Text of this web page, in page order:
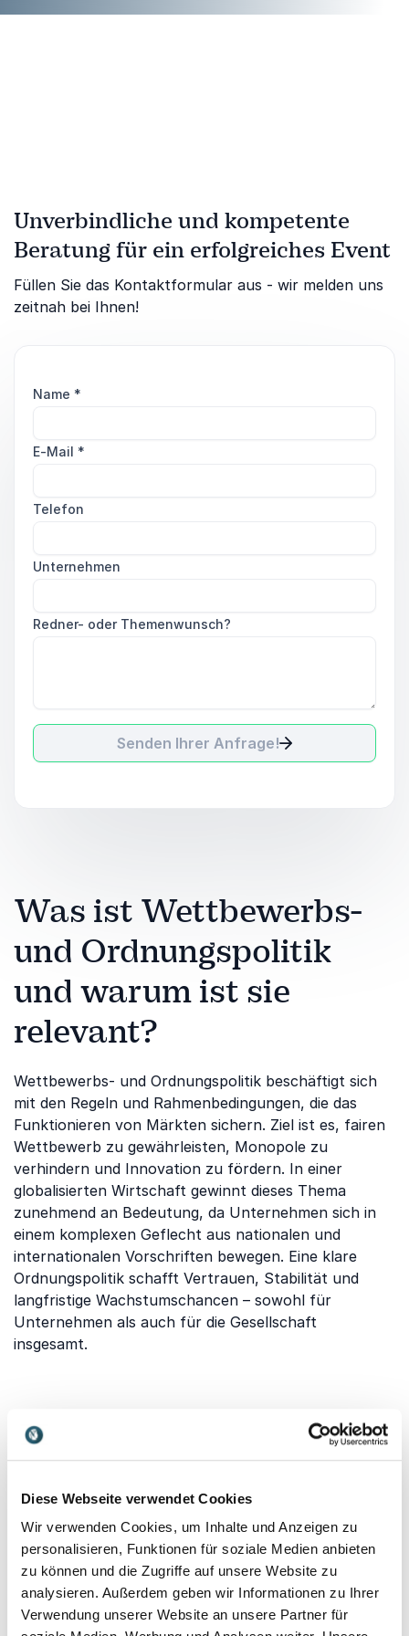
Diese Webseite verwendet Cookies
Wir verwenden Cookies, um Inhalte und Anzeigen zu
personalisieren, Funktionen für soziale Medien anbieten
zu können und die Zugriffe auf unsere Website zu
analysieren. Außerdem geben wir Informationen zu Ihrer
Verwendung unserer Website an unsere Partner für
Unverbindliche und kompetente
Beratung für ein erfolgreiches Event
Füllen Sie das Kontaktformular aus - wir melden uns
zeitnah bei Ihnen!
Name *
E-Mail *
Telefon
Unternehmen
Redner- oder Themenwunsch?
Senden Ihrer Anfrage!
Was ist Wettbewerbs-
und Ordnungspolitik
und warum ist sie
relevant?
Wettbewerbs- und Ordnungspolitik beschäftigt sich
mit den Regeln und Rahmenbedingungen, die das
Funktionieren von Märkten sichern. Ziel ist es, fairen
Wettbewerb zu gewährleisten, Monopole zu
verhindern und Innovation zu fördern. In einer
globalisierten Wirtschaft gewinnt dieses Thema
zunehmend an Bedeutung, da Unternehmen sich in
einem komplexen Geflecht aus nationalen und
internationalen Vorschriften bewegen. Eine klare
Ordnungspolitik schafft Vertrauen, Stabilität und
langfristige Wachstumschancen – sowohl für
Unternehmen als auch für die Gesellschaft
insgesamt.
Welche Themen behandelt
unser Vortrag zu
Wettbewerbs- und
Ordnungspolitik?
Unsere Vorträge geben Ihnen einen umfassenden
Überblick über zentrale Aspekte der Wettbewerbs-
und Ordnungspolitik und zeigen praxisnah, wie diese
Ihr Unternehmen beeinflussen.